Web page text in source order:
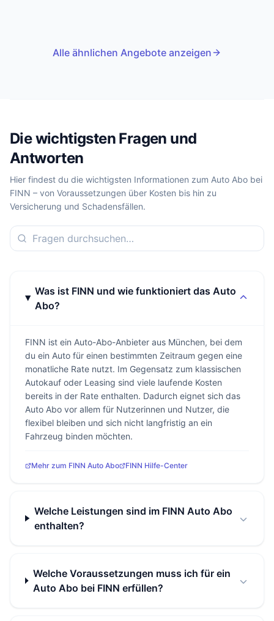
Alle ähnlichen Angebote anzeigen
Die wichtigsten Fragen und
Antworten
Hier findest du die wichtigsten Informationen zum Auto Abo bei
FINN – von Voraussetzungen über Kosten bis hin zu
Versicherung und Schadensfällen.
Was ist FINN und wie funktioniert das Auto
Abo?
FINN ist ein Auto-Abo-Anbieter aus München, bei dem
du ein Auto für einen bestimmten Zeitraum gegen eine
monatliche Rate nutzt. Im Gegensatz zum klassischen
Autokauf oder Leasing sind viele laufende Kosten
bereits in der Rate enthalten. Dadurch eignet sich das
Auto Abo vor allem für Nutzerinnen und Nutzer, die
flexibel bleiben und sich nicht langfristig an ein
Fahrzeug binden möchten.
Mehr zum FINN Auto Abo FINN Hilfe-Center
Welche Leistungen sind im FINN Auto Abo
enthalten?
Welche Voraussetzungen muss ich für ein
Auto Abo bei FINN erfüllen?